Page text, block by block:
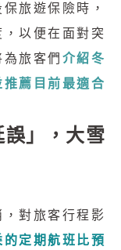
旅遊保險時，
以便在面對突
旅客們 介紹冬
薦目前最適合
」，大雪
對旅客行程影
的定期航班比預